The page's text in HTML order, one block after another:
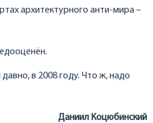
архитектурного анти-мира –
давно, в 2008 году. Что ж, надо
Даниил Коцюбинский